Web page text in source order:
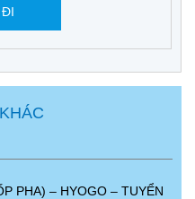
PHA) – HYOGO – TUYỂN